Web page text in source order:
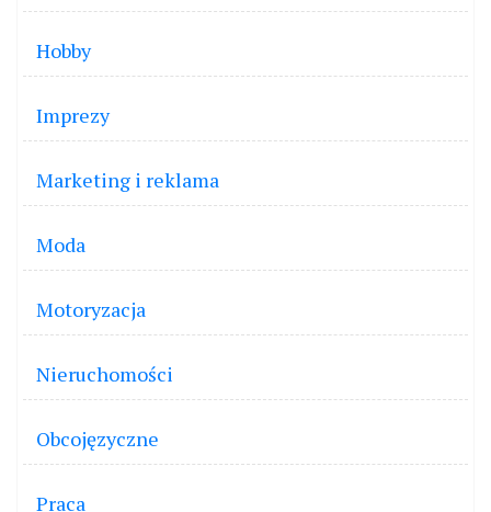
Hobby
Imprezy
Marketing i reklama
Moda
Motoryzacja
Nieruchomości
Obcojęzyczne
Praca